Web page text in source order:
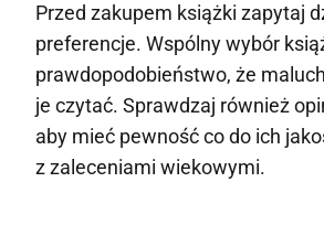
Przed zakupem książki zapytaj
preferencje. Wspólny wybór
prawdopodobieństwo, że
je czytać. Sprawdzaj również
aby mieć pewność co do ich
z zaleceniami wiekowymi.